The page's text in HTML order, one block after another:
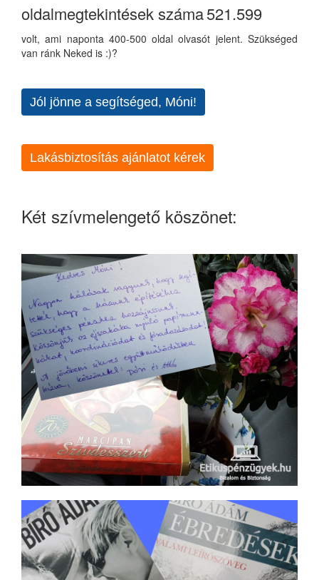
oldalmegtekintések száma521.599
volt, ami naponta 400-500 oldal olvasót jelent. Szükséged
van ránk Neked is :)?
Jól jönne a segítséged, Móni!
Lakásbiztosítás ajánlatot kérek
Két szívmelengető köszönet: